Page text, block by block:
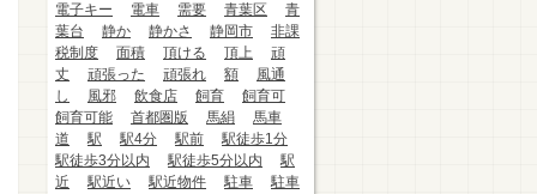
電子キー
電車 需要 青葉区
青
葉台
静か 静かさ 静岡市
非課
税制度
面積 頂ける 頂上
頑
丈
頑張った 頑張れ 額
風通
し
風邪 飲食店 飼育
飼育可
飼育可能
首都圏版 馬絹
馬車
道
駅 駅4分 駅前
駅徒歩1分
駅徒歩3分以内
駅徒歩5分以内
駅
近
駅近い 駅近物件 駐車
駐車